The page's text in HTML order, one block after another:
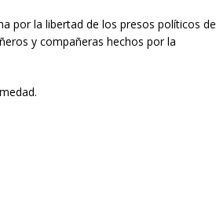
por la libertad de los presos políticos de
y compañeras hechos por la